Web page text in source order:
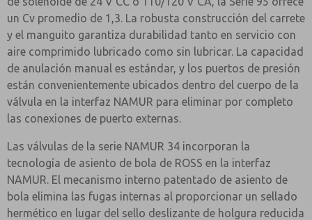
un Cv promedio de 1,3. La robusta construcción del carrete
y el manguito garantiza durabilidad tanto en servicio con
aire comprimido lubricado como sin lubricar. La capacidad
de anulación manual es estándar, y los puertos de presión
están convenientemente ubicados dentro del cuerpo de la
válvula en la interfaz NAMUR para eliminar por completo
las conexiones de puerto externas.
Las válvulas de la serie NAMUR 34 incorporan la
tecnología de asiento de bola de ROSS en la interfaz
NAMUR. El mecanismo interno patentado de asiento de
bola elimina las fugas internas al proporcionar un sellado
hermético en lugar del sello deslizante de holgura reducida